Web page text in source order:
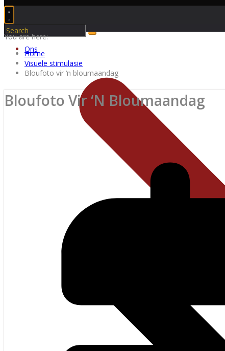
Ons
You are here:
Home
Visuele stimulasie
Bloufoto vir ‘n bloumaandag
Bloufoto Vir ‘n Bloumaandag